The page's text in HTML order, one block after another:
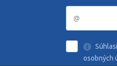
osobných